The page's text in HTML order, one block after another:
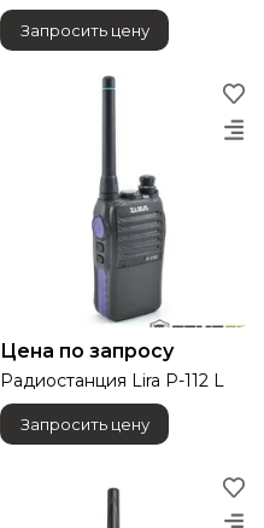
Запросить цену
Цена по запросу
Радиостанция Lira P-112 L
Запросить цену